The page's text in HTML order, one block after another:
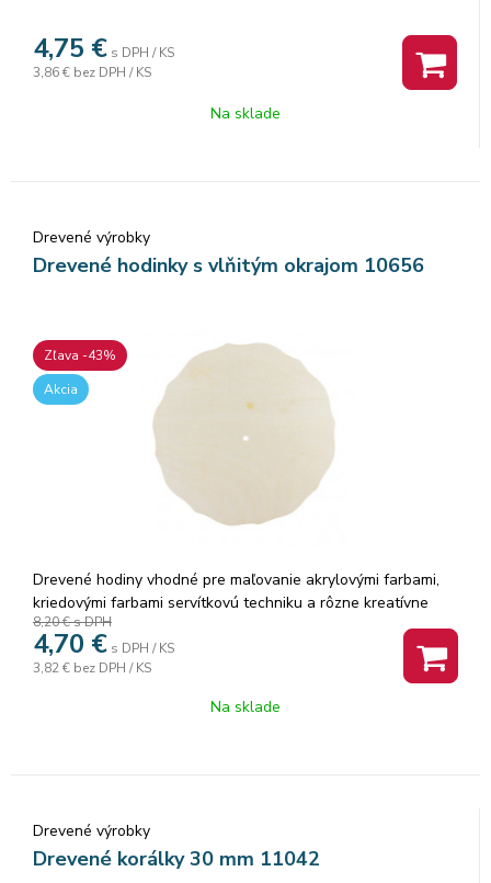
4,75 € s DPH / KS
3,86 € bez DPH / KS
Na sklade
Drevené výrobky
Drevené hodinky s vlňitým okrajom 10656
Zľava -43%
Akcia
Drevené hodiny vhodné pre maľovanie akrylovými farbami,
kriedovými farbami servítkovú techniku a rôzne kreatívne
techniky. Rozmery: 30 cm.
8,20 €s DPH
4,70 € s DPH / KS
3,82 € bez DPH / KS
Na sklade
Drevené výrobky
Drevené korálky 30 mm 11042